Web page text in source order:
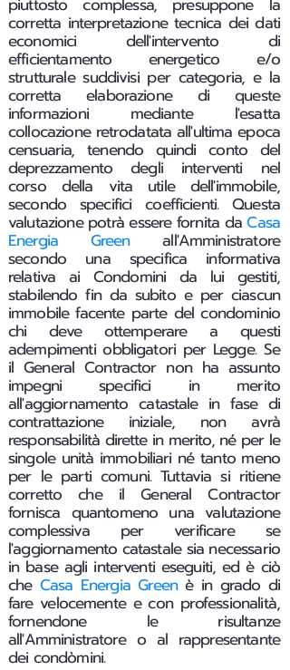
corretta interpretazione tecnica dei dati
economici dell'intervento di
efficientamento energetico e/o
strutturale suddivisi per categoria, e la
corretta elaborazione di queste
informazioni mediante l'esatta
collocazione retrodatata all'ultima epoca
censuaria, tenendo quindi conto del
deprezzamento degli interventi nel
corso della vita utile dell'immobile,
secondo specifici coefficienti. Questa
valutazione potrà essere fornita daCasa
Energia Greenall'Amministratore
secondo una specifica informativa
relativa ai Condomini da lui gestiti,
stabilendo fin da subito e per ciascun
immobile facente parte del condominio
chi deve ottemperare a questi
adempimenti obbligatori per Legge. Se
il General Contractor non ha assunto
impegni specifici in merito
all'aggiornamento catastale in fase di
contrattazione iniziale, non avrà
responsabilità dirette in merito, né per le
singole unità immobiliari né tanto meno
per le parti comuni. Tuttavia si ritiene
corretto che il General Contractor
fornisca quantomeno una valutazione
complessiva per verificare se
l'aggiornamento catastale sia necessario
in base agli interventi eseguiti, ed è ciò
che Casa Energia Greenè in grado di
fare velocemente e con professionalità,
fornendone le risultanze
all'Amministratore o al rappresentante
dei condòmini.